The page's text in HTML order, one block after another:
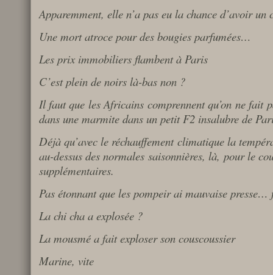
Apparemment, elle n’a pas eu la chance d’avoir un
Une mort atroce pour des bougies parfumées…
Les prix immobiliers flambent à Paris
C’est plein de noirs là-bas non ?
Il faut que les Africains comprennent qu’on ne fait
dans une marmite dans un petit F2 insalubre de
Déjà qu’avec le réchauffement climatique la
au-dessus des normales saisonnières, là, pour le
supplémentaires.
Pas étonnant que les pompeir ai mauvaise
La chi cha a explosée ?
La mousmé a fait exploser son couscoussier
Marine, vite